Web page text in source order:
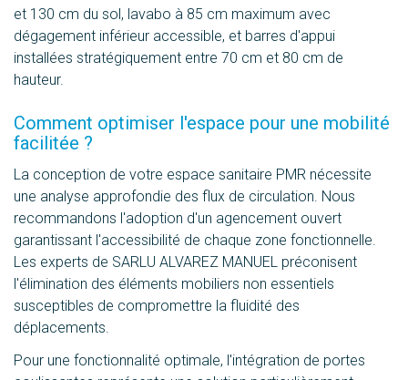
et 130 cm du sol, lavabo à 85 cm maximum avec
dégagement inférieur accessible, et barres d'appui
installées stratégiquement entre 70 cm et 80 cm de
hauteur.
Comment optimiser l'espace pour une mobilité
facilitée ?
La conception de votre espace sanitaire PMR nécessite
une analyse approfondie des flux de circulation. Nous
recommandons l'adoption d'un agencement ouvert
garantissant l'accessibilité de chaque zone fonctionnelle.
Les experts de SARLU ALVAREZ MANUEL préconisent
l'élimination des éléments mobiliers non essentiels
susceptibles de compromettre la fluidité des
déplacements.
Pour une fonctionnalité optimale, l'intégration de portes